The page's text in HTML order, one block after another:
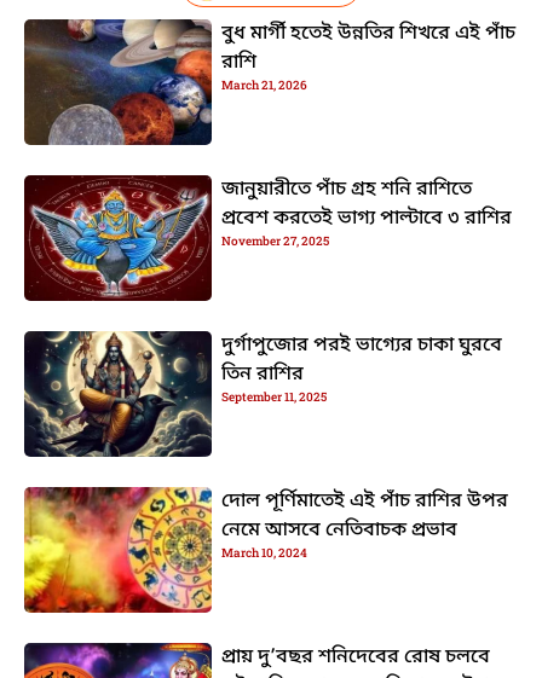
বুধ মার্গী হতেই উন্নতির শিখরে এই পাঁচ
রাশি
March 21, 2026
জানুয়ারীতে পাঁচ গ্রহ শনি রাশিতে
প্রবেশ করতেই ভাগ্য পাল্টাবে ৩ রাশির
November 27, 2025
দুর্গাপুজোর পরই ভাগ্যের চাকা ঘুরবে
তিন রাশির
September 11, 2025
দোল পূর্ণিমাতেই এই পাঁচ রাশির উপর
নেমে আসবে নেতিবাচক প্রভাব
March 10, 2024
প্রায় দু’বছর শনিদেবের রোষ চলবে